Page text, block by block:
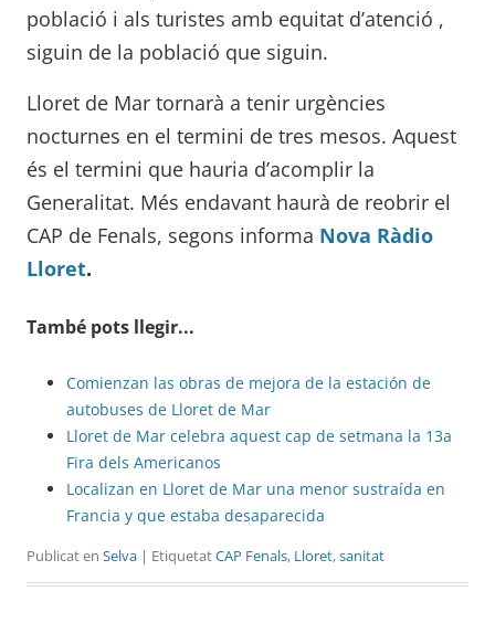
població i als turistes amb equitat d’atenció ,
siguin de la població que siguin.
Lloret de Mar tornarà a tenir urgències
nocturnes en el termini de tres mesos. Aquest
és el termini que hauria d’acomplir la
Generalitat. Més endavant haurà de reobrir el
CAP de Fenals, segons informa Nova Ràdio
Lloret.
També pots llegir...
Comienzan las obras de mejora de la estación de
autobuses de Lloret de Mar
Lloret de Mar celebra aquest cap de setmana la 13a
Fira dels Americanos
Localizan en Lloret de Mar una menor sustraída en
Francia y que estaba desaparecida
Publicat en Selva | EtiquetatCAP Fenals, Lloret,sanitat